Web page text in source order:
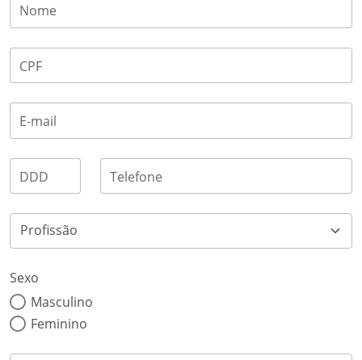
Nome
CPF
E-mail
DDD Telefone
Sexo
Masculino
Feminino